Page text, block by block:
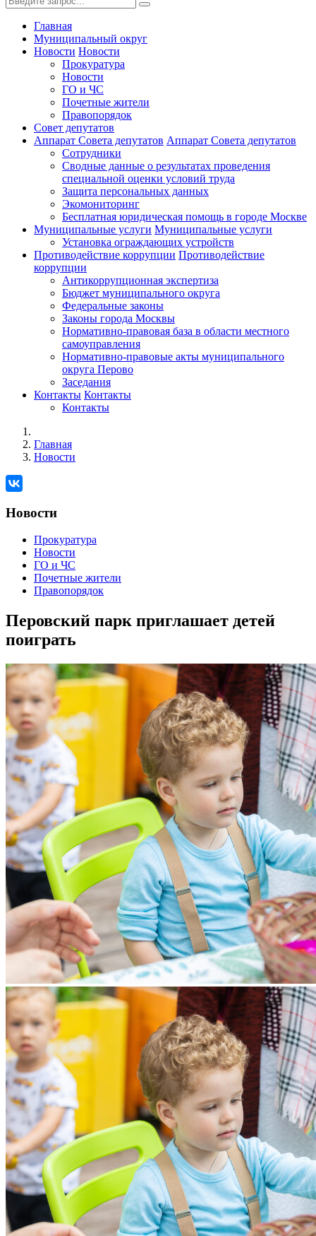
Главная
Муниципальный округ
Новости Новости
Прокуратура
Новости
ГО и ЧС
Почетные жители
Правопорядок
Совет депутатов
Аппарат Совета депутатов Аппарат Совета депутатов
Сотрудники
Сводные данные о результатах проведения
специальной оценки условий труда
Защита персональных данных
Экомониторинг
Бесплатная юридическая помощь в городе Москве
Муниципальные услуги Муниципальные услуги
Установка ограждающих устройств
Противодействие коррупции Противодействие
коррупции
Антикоррупционная экспертиза
Бюджет муниципального округа
Федеральные законы
Законы города Москвы
Нормативно-правовая база в области местного
самоуправления
Нормативно-правовые акты муниципального
округа Перово
Заседания
Контакты Контакты
Контакты
Главная
Новости
Новости
Прокуратура
Новости
ГО и ЧС
Почетные жители
Правопорядок
Перовский парк приглашает детей
поиграть